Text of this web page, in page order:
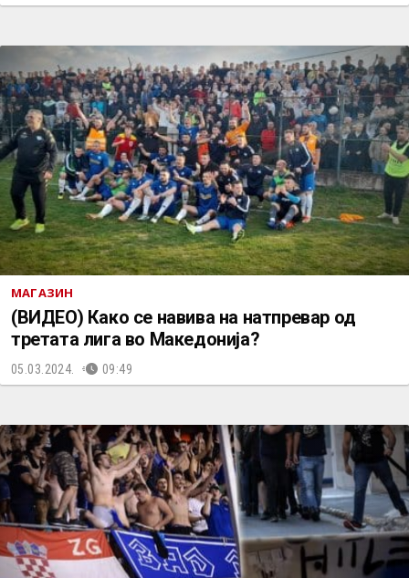
МАГАЗИН
(ВИДЕО) Како се навива на натпревар од
третата лига во Македонија?
05.03.2024. 09:49